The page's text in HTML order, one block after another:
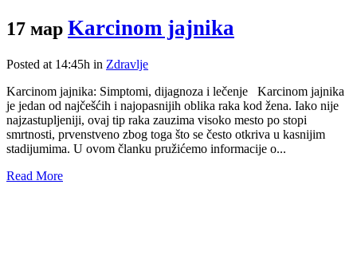
17 мар Karcinom jajnika
Posted at 14:45h in Zdravlje
Karcinom jajnika: Simptomi, dijagnoza i lečenje Karcinom jajnika
je jedan od najčešćih i najopasnijih oblika raka kod žena. Iako nije
najzastupljeniji, ovaj tip raka zauzima visoko mesto po stopi
smrtnosti, prvenstveno zbog toga što se često otkriva u kasnijim
stadijumima. U ovom članku pružićemo informacije o...
Read More